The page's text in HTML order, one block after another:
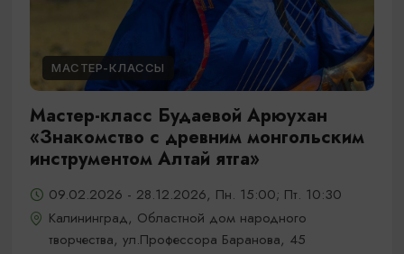
МАСТЕР-КЛАССЫ
Мастер-класс Будаевой Арюухан
«Знакомство с древним монгольским
инструментом Алтай ятга»
09.02.2026 - 28.12.2026, Пн. 15:00; Пт. 10:30
Калининград, Областной дом народного
творчества, ул.Профессора Баранова, 45